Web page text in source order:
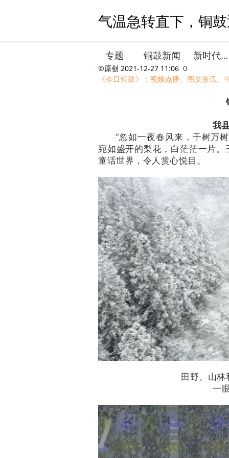
气温急转直下，铜
专题 铜鼓新闻 新时代文明实践
©原创 2021-12-27 11:06 0
《今日铜鼓》：视频点播、图文资讯
我
“忽如一夜春风来，千树万
宛如盛开的梨花，白茫茫一片
童话世界，令人赏心悦目。
田野、山
一